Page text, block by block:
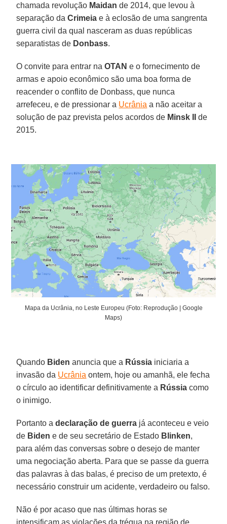
chamada revolução Maidan de 2014, que levou à
separação daCrimeia e à eclosão de uma sangrenta
guerra civil da qual nasceram as duas repúblicas
separatistas de Donbass.
O convite para entrar naOTAN e o fornecimento de
armas e apoio econômico são uma boa forma de
reacender o conflito de Donbass, que nunca
arrefeceu, e de pressionar a Ucrânia a não aceitar a
solução de paz prevista pelos acordos de Minsk II
de
2015.
Mapa da Ucrânia, no Leste Europeu (Foto: Reprodução | Google
Maps)
Quando Biden anuncia que a Rússia iniciaria a
invasão da Ucrânia ontem, hoje ou amanhã, ele fecha
o círculo ao identificar definitivamente a Rússia como
o inimigo.
Portanto adeclaração de guerra já aconteceu e veio
de Biden e de seu secretário de Estado Blinken,
para além das conversas sobre o desejo de manter
uma negociação aberta. Para que se passe da guerra
das palavras à das balas, é preciso de um pretexto, é
necessário construir um acidente, verdadeiro ou falso.
Não é por acaso que nas últimas horas se
intensificam as violações da trégua na região de